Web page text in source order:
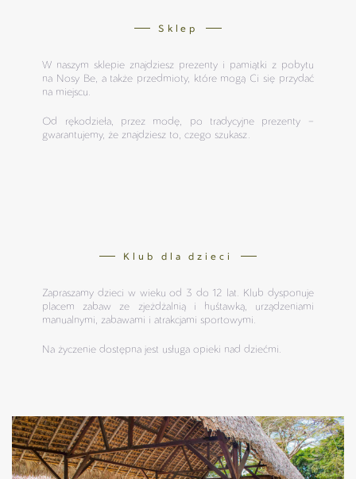
Sklep
W naszym sklepie znajdziesz prezenty i pamiątki z pobytu
na Nosy Be, a także przedmioty, które mogą Ci się przydać
na miejscu.
Od rękodzieła, przez modę, po tradycyjne prezenty –
gwarantujemy, że znajdziesz to, czego szukasz.
Klub dla dzieci
Zapraszamy dzieci w wieku od 3 do 12 lat. Klub dysponuje
placem zabaw ze zjeżdżalnią i huśtawką, urządzeniami
manualnymi, zabawami i atrakcjami sportowymi.
Na życzenie dostępna jest usługa opieki nad dziećmi.